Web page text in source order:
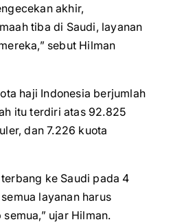
akhir,
tiba di Saudi, layanan
sebut Hilman
haji Indonesia berjumlah
itu terdiri atas 92.825
dan 7.226 kuota
ke Saudi pada 4
layanan harus
ujar Hilman.